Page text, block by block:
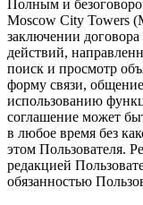
Полным и
Moscow City Towers
заключении
действий,
поиск и просмотр
форму связи,
использованию
соглашение может
в любое время без
этом Пользователя.
редакцией
обязанностью